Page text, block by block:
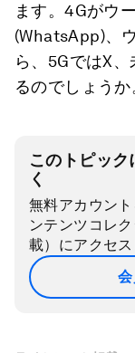
ます。4Gがウ
(WhatsApp)、
ら、5GではX
るのでしょうか
このトピッ
く
無料アカウン
ンテンツコレ
載）にアクセス
会